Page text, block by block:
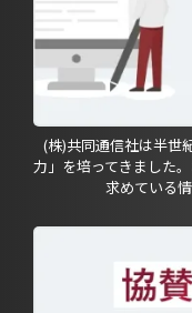
(株)共同通信社は半世
力」を培ってきました
求めている